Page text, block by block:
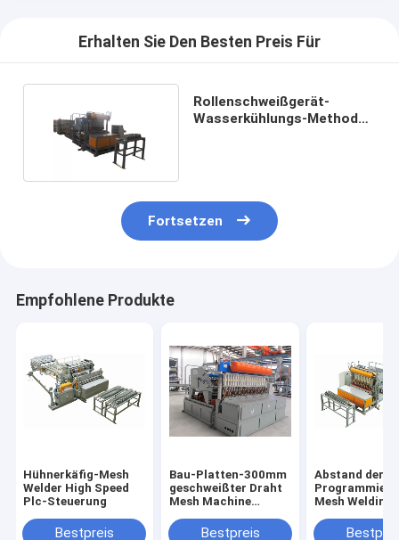
Erhalten Sie Den Besten Preis Für
Rollenschweißgerät-
Wasserkühlungs-Methode
Fortsetzen
Empfohlene Produkte
Hühnerkäfig-Mesh
Welder High Speed
Plc-Steuerung
Bestpreis
Bau-Platten-300mm
geschweißter Draht
Mesh Machine
Bestpreis
Abstand der
Mesh Welding